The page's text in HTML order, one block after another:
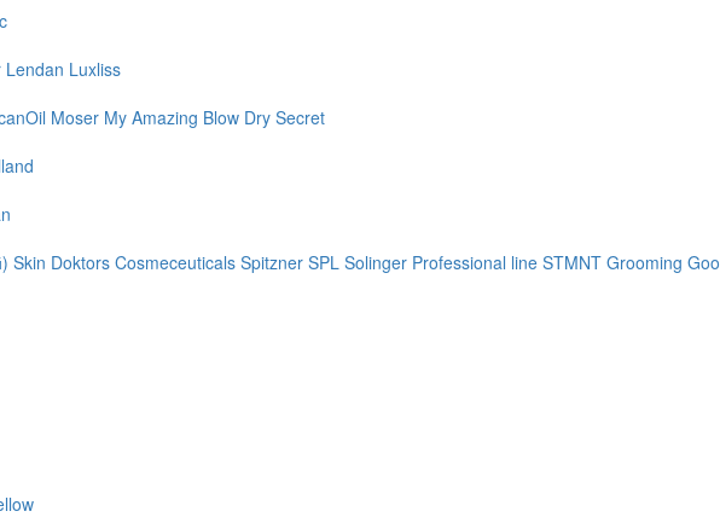
Lendan Luxliss
Moser My Amazing Blow Dry Secret
Skin Doktors Cosmeceuticals Spitzner SPL Solinger Professional line STMNT Grooming